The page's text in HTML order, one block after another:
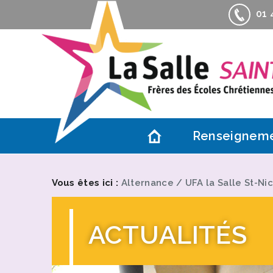
01
Actualités
Accès
Association
Informations
Vous êtes ici : Alternance / UFA la Salle St-
ACTUALITÉS